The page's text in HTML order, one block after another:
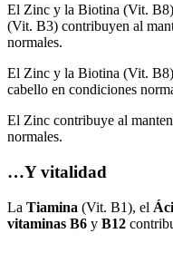
El Zinc y la Biotina (Vit.
(Vit. B3) contribuyen al
normales.
El Zinc y la Biotina (Vit.
cabello en condiciones
El Zinc contribuye al
normales.
…Y vitalidad
La Tiamina (Vit. B1), el
vitaminas B6 y B12